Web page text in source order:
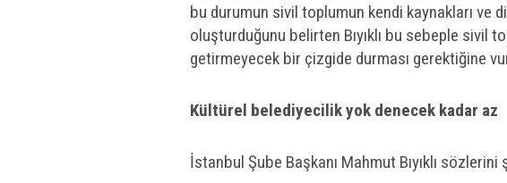
bu durumun sivil toplumun kendi kaynakları ve
oluşturduğunu belirten Bıyıklı bu sebeple sivil
getirmeyecek bir çizgide durması gerektiğine
Kültürel belediyecilik yok denecek kadar az
İstanbul Şube Başkanı Mahmut Bıyıklı